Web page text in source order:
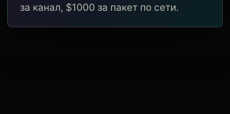
за канал, $1000 за пакет по сети.